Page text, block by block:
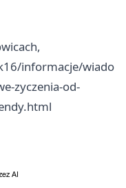
informacje/wiado
zyczenia-od-